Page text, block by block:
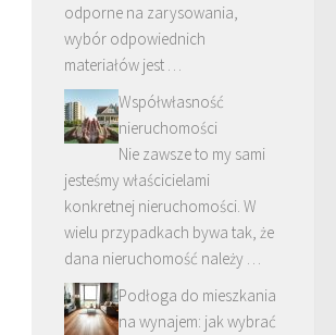
odporne na zarysowania,
wybór odpowiednich
materiałów jest …
Współwłasność
nieruchomości
Nie zawsze to my sami
jesteśmy właścicielami
konkretnej nieruchomości. W
wielu przypadkach bywa tak, że
dana nieruchomość należy …
Podłoga do mieszkania
na wynajem: jak wybrać